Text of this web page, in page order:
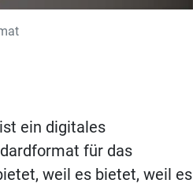
ein digitales
für das
weil es bietet, weil es